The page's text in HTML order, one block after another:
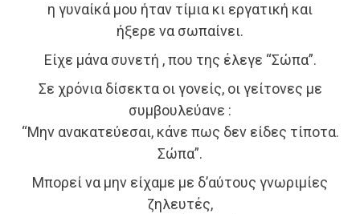
η γυναίκά μου ήταν τίμια κι εργατική και
ήξερε να σωπαίνει.
Είχε μάνα συνετή , που της έλεγε “Σώπα”.
Σε χρόνια δίσεκτα οι γονείς, οι γείτονες με
συμβουλεύανε :
“Μην ανακατεύεσαι, κάνε πως δεν είδες τίποτα.
Σώπα”.
Μπορεί να μην είχαμε με δ’αύτους γνωριμίες
ζηλευτές,